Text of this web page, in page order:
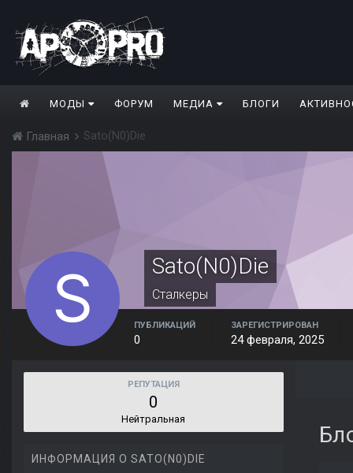
МОДЫ ФОРУМ МЕДИА БЛОГИ
Главная Sato(N0)Die
Sato(N0)Die
Сталкеры
ПУБЛИКАЦИЙ
0
ЗАРЕГИСТРИРОВАН
24 февраля, 2025
РЕПУТАЦИЯ
0
Нейтральная
ИНФОРМАЦИЯ О SATO(N0)DIE